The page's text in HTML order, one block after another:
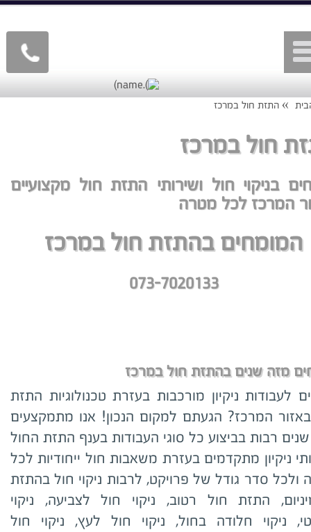
» התזת חול במרכז
חול במרכז
בניקוי חול ושירותי התזת חול מקצועיים
המרכז לכל מטרה
המומחים בהתזת חול במרכז
073-7020133
מזה שנים בהתזת חול במרכז
לעבודות ניקיון מורכבות בעזרת טכנולוגיות התזת
המרכז? הגעתם למקום הנכון! אנו מתמקצעים
רבות בביצוע כל סוגי העבודות בענף התזת החול
ניקיון מתקדמים בעזרת משאבות חול ייחודיות לכל
ולכל סדר גודל של פרויקט, לרבות ניקוי חול בהתזת
התזת חול רטוב,
ניקוי חול לצביעה,
ניקוי
ניקוי חלודה בחול, ניקוי חול לעץ, ניקוי חול